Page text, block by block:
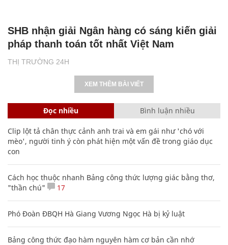
THỊ TRƯỜNG 24H
SHB nhận giải Ngân hàng có sáng kiến giải
pháp thanh toán tốt nhất Việt Nam
XEM THÊM BÀI VIẾT
Đọc nhiều Bình luận nhiều
Clip lột tả chân thực cảnh anh trai và em gái như 'chó với
mèo', người tinh ý còn phát hiện một vấn đề trong giáo dục
con
Cách học thuộc nhanh Bảng công thức lượng giác bằng thơ,
"thần chú"
17
Phó Đoàn ĐBQH Hà Giang Vương Ngọc Hà bị kỷ luật
Bảng công thức đạo hàm nguyên hàm cơ bản cần nhớ